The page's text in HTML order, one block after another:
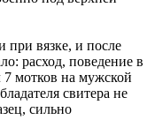
при вязке, и после
расход, поведение в
7 мотков на мужской
свитера не
сильно